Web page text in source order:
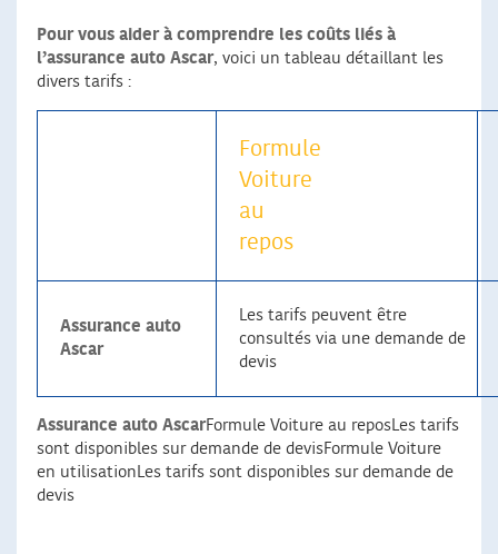
Pour vous aider à comprendre les coûts liés à
l’assurance auto Ascar, voici un tableau détaillant les
divers tarifs :
Formule
Voiture
au
repos
Assurance auto
Ascar
Les tarifs peuvent être
consultés via une demande de
devis
Assurance auto AscarFormule Voiture au reposLes tarifs
sont disponibles sur demande de devisFormule Voiture
en utilisationLes tarifs sont disponibles sur demande de
devis